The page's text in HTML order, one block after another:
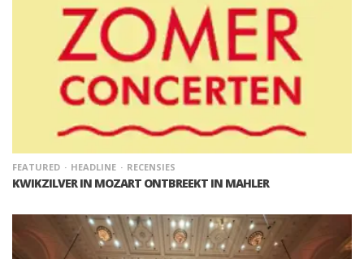
FEATURED HEADLINE RECENSIES
KWIKZILVER IN MOZART ONTBREEKT IN MAHLER